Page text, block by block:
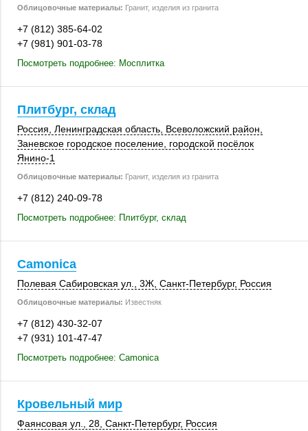
Облицовочные материалы: Гранит, изделия из гранита
+7 (812) 385-64-02
+7 (981) 901-03-78
Посмотреть подробнее: Мосплитка
Плитбург, склад
Россия , Ленинградская область, Всеволожский район
Заневское городское поселение, городской посёлок
Янино-1
Облицовочные материалы: Гранит, изделия из гранита
+7 (812) 240-09-78
Посмотреть подробнее: Плитбург, склад
Camonica
Полевая Сабировская ул., 3Ж, Санкт-Петербург, Россия
Облицовочные материалы: Известняк
+7 (812) 430-32-07
+7 (931) 101-47-47
Посмотреть подробнее: Camonica
Кровельный мир
Фаянсовая ул., 28 Санкт-Петербург, Россия